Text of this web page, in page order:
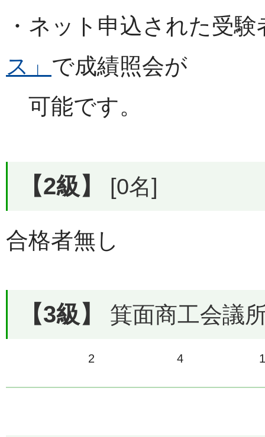
・ネット申込された受
ス」 で成績照会が
可能です。
【2級】 [0名]
合格者無し
【3級】 箕面商工会議
2 4